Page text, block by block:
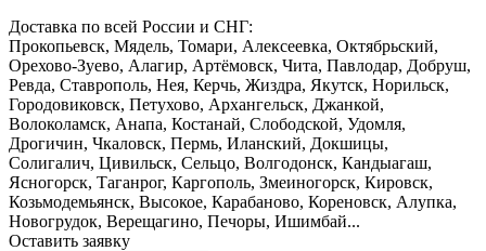
Доставка по всей России и СНГ:
Прокопьевск, Мядель, Томари, Алексеевка, Октябрьский,
Орехово-Зуево, Алагир, Артёмовск, Чита, Павлодар, Добруш,
Ревда, Ставрополь, Нея, Керчь, Жиздра, Якутск, Норильск,
Городовиковск, Петухово, Архангельск, Джанкой,
Волоколамск, Анапа, Костанай, Слободской, Удомля,
Дрогичин, Чкаловск, Пермь, Иланский, Докшицы,
Солигалич, Цивильск, Сельцо, Волгодонск, Кандыагаш,
Ясногорск, Таганрог, Каргополь, Змеиногорск, Кировск,
Козьмодемьянск, Высокое, Карабаново, Кореновск, Алупка,
Новогрудок, Верещагино, Печоры, Ишимбай...
Оставить заявку